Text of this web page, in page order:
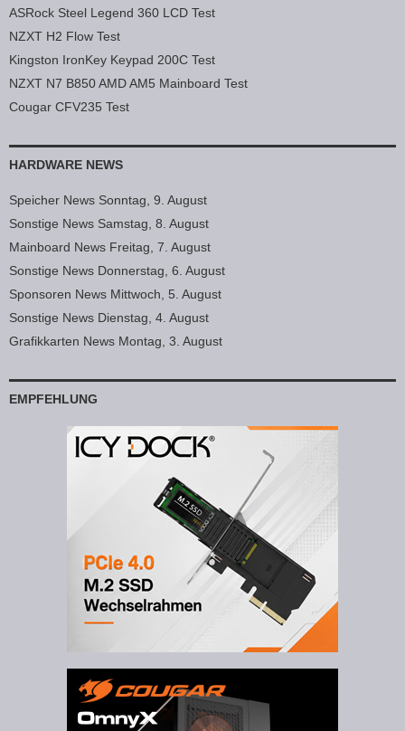
ASRock Steel Legend 360 LCD Test
NZXT H2 Flow Test
Kingston IronKey Keypad 200C Test
NZXT N7 B850 AMD AM5 Mainboard Test
Cougar CFV235 Test
HARDWARE NEWS
Speicher News Sonntag, 9. August
Sonstige News Samstag, 8. August
Mainboard News Freitag, 7. August
Sonstige News Donnerstag, 6. August
Sponsoren News Mittwoch, 5. August
Sonstige News Dienstag, 4. August
Grafikkarten News Montag, 3. August
EMPFEHLUNG